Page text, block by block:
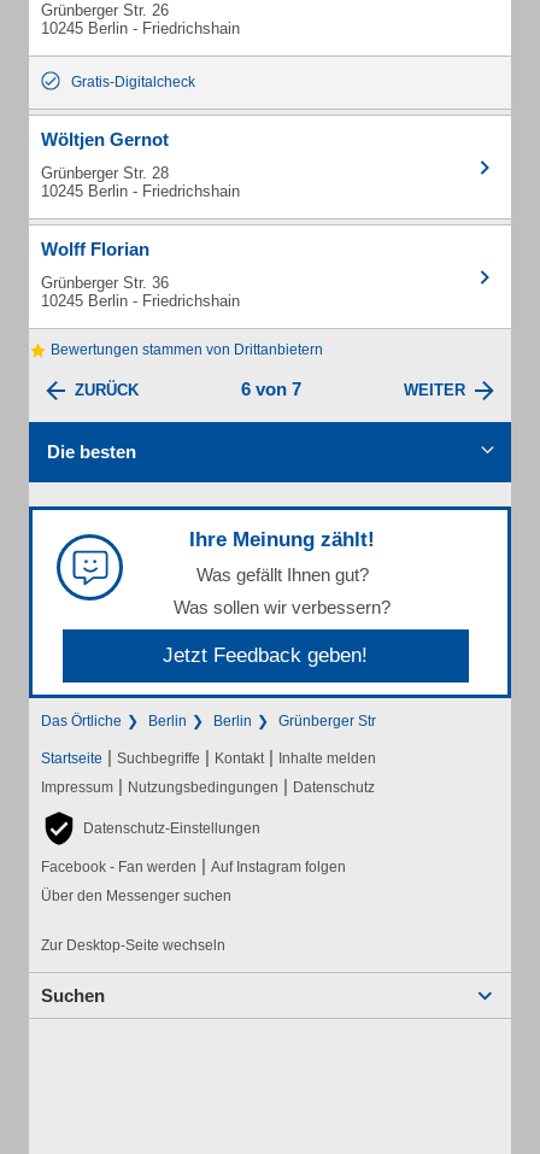
Grünberger Str. 26
10245 Berlin - Friedrichshain
Gratis-Digitalcheck
Wöltjen Gernot
Grünberger Str. 28
10245 Berlin - Friedrichshain
Wolff Florian
Grünberger Str. 36
10245 Berlin - Friedrichshain
Bewertungen stammen von Drittanbietern
ZURÜCK 6 von 7 WEITER
Die besten
Ihre Meinung zählt!
Was gefällt Ihnen gut?
Was sollen wir verbessern?
Jetzt Feedback geben!
Das Örtliche Berlin Berlin Grünberger Str
Startseite | Suchbegriffe | Kontakt | Inhalte melden
Impressum | Nutzungsbedingungen | Datenschutz
Datenschutz-Einstellungen
Facebook - Fan werden | Auf Instagram folgen
Über den Messenger suchen
Zur Desktop-Seite wechseln
Suchen